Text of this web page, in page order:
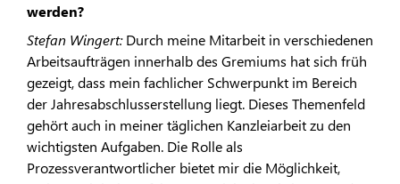
werden?
Stefan Wingert:Durch meine Mitarbeit in verschiedenen
Arbeitsaufträgen innerhalb des Gremiums hat sich früh
gezeigt, dass mein fachlicher Schwerpunkt im Bereich
der Jahresabschlusserstellung liegt. Dieses Themenfeld
gehört auch in meiner täglichen Kanzleiarbeit zu den
wichtigsten Aufgaben. Die Rolle als
Prozessverantwortlicher bietet mir die Möglichkeit,